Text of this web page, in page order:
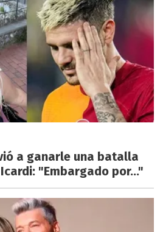
a ganarle una batalla
"Embargado por..."